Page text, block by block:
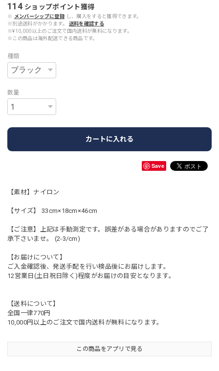
114 ショップポイント獲得
※ メンバーシップに登録 し、購入をすると獲得できます。
※別途送料がかかります。
送料を確認する
※¥10,000以上のご注文で国内送料が無料になります。
※この商品は海外配送できる商品です。
種類
数量
カートに入れる
Save
【素材】ナイロン
【サイズ】 33cm×18cm×46cm
【ご注意】上記は手動測定です。誤差がある場合がありますのでご了
承下さいませ。 (2-3/cm)
【お届けについて】
ご入金確認後、発送手配を行い検品後にお届けします。
12営業日(土日祝日除く)程度がお届けの目安となります。
【送料について】
全国一律770円
10,000円以上のご注文で国内送料が無料になります。
この商品をアプリで見る